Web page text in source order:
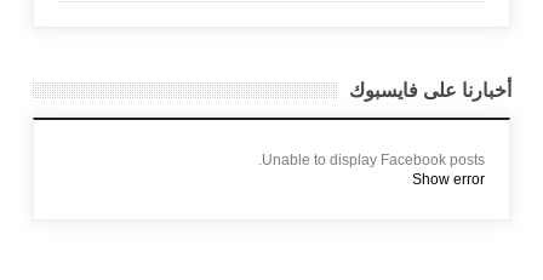
أخبارنا على فايسبوك
Unable to display Facebook posts.
Show error